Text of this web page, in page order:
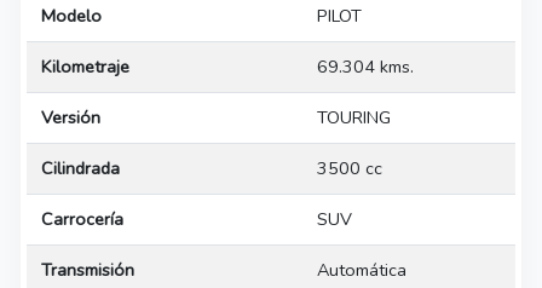
Modelo PILOT
Kilometraje 69.304 kms.
Versión TOURING
Cilindrada 3500 cc
Carrocería SUV
Transmisión Automática